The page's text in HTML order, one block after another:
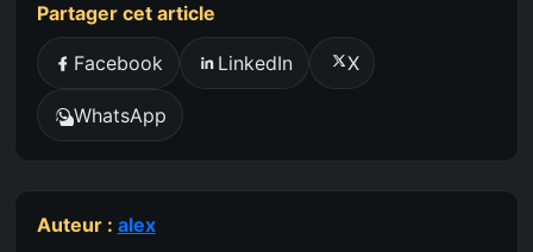
Partager cet article
Facebook LinkedIn X
WhatsApp
Auteur : alex